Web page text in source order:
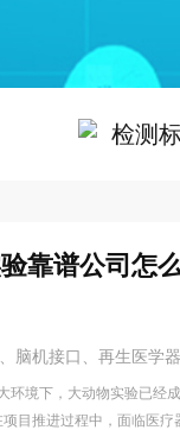
检测
靠谱公司怎
脑机接口、再生医学
环境下，大动物实验已
目推进过程中，面临医